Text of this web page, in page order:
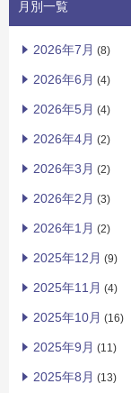
月別一覧
2026年7月 (8)
2026年6月 (4)
2026年5月 (4)
2026年4月 (2)
2026年3月 (2)
2026年2月 (3)
2026年1月 (2)
2025年12月 (9)
2025年11月 (4)
2025年10月 (16)
2025年9月 (11)
2025年8月 (13)